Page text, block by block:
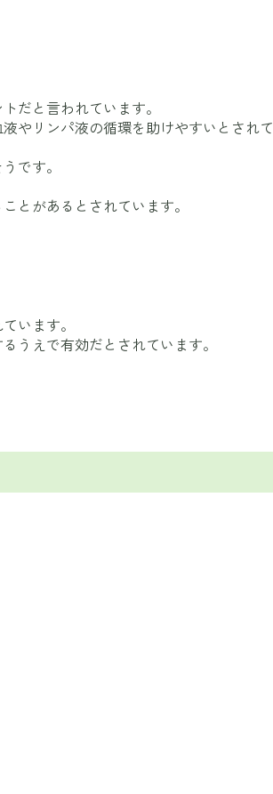
だと言われています。
やリンパ液の循環を助けやすいとされて
です。
とがあるとされています。
います。
うえで有効だとされています。